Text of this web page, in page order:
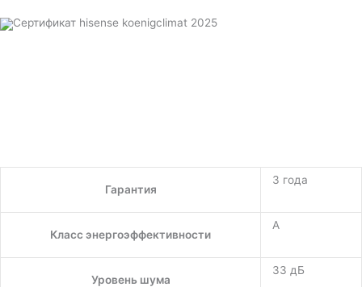
Гарантия
3 года
Класс энергоэффективности
A
Уровень шума
33 дБ